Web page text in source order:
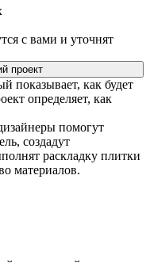
с вами и уточнят
проект
показывает, как будет
определяет, как
помогут
создадут
раскладку плитки
материалов.